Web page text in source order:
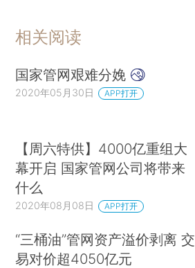
相关阅读
国家管网艰难分娩
2020年05月30日 APP打开
【周六特供】4000亿重组大
幕开启 国家管网公司将带来
什么
2020年08月08日 APP打开
“三桶油”管网资产溢价剥离 交
易对价超4050亿元